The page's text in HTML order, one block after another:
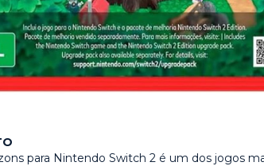
para Nintendo Switch 2 é um dos jogos